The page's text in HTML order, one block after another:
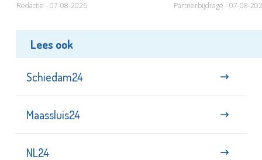
Redactie - 07-08-2026 Partnerbijdrage - 07-08-
Lees ook
Schiedam24
Maassluis24
NL24